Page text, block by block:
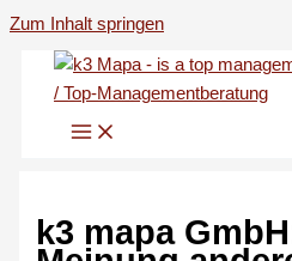
Zum Inhalt springen
k3 mapa